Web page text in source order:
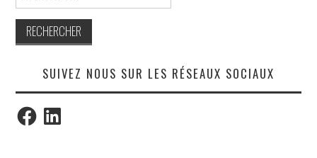
SUIVEZ NOUS SUR LES RÉSEAUX SOCIAUX
FacebookLinkedIn